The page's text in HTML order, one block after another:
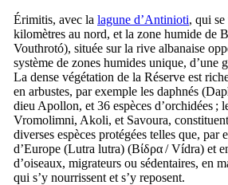
Érimitis, avec la lagune d’Antinioti, qui
kilomètres au nord, et la zone humide de
Vouthrotó), située sur la rive albanaise
système de zones humides unique, d’une
La dense végétation de la Réserve est
en arbustes, par exemple les daphnés (
dieu Apollon, et 36 espèces d’orchidées ;
Vromolimni, Akoli, et Savoura,
diverses espèces protégées telles que, par
d’Europe (Lutra lutra) (Βίδρα/Vídra) et
d’oiseaux, migrateurs ou sédentaires, en
qui s’y nourrissent et s’y reposent.